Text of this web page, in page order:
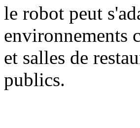
le robot peut
environnements
et salles de
publics.